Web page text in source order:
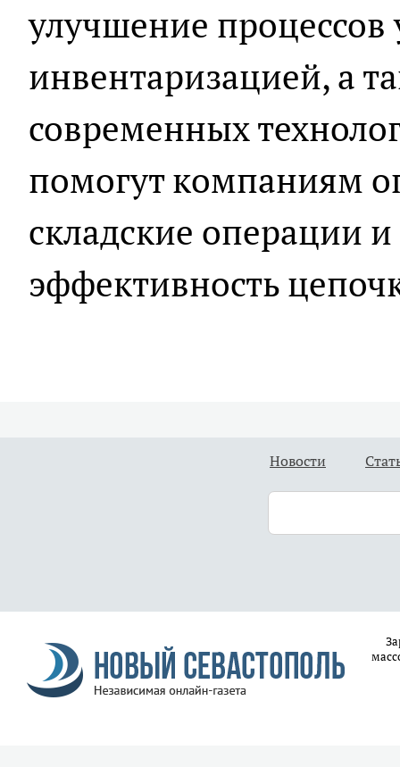
улучшение
инвентаризацией, а
современных
помогут компаниям
складские операции
эффективность
Новости